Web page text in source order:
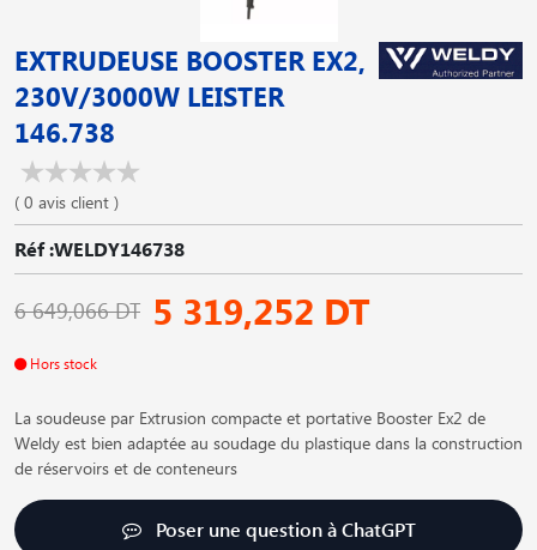
EXTRUDEUSE BOOSTER EX2,
230V/3000W LEISTER
146.738
( 0 avis client )
Réf :WELDY146738
6 649,066 DT 5 319,252 DT
Hors stock
La soudeuse par Extrusion compacte et portative Booster Ex2 de
Weldy est bien adaptée au soudage du plastique dans la construction
de réservoirs et de conteneurs
Poser une question à ChatGPT